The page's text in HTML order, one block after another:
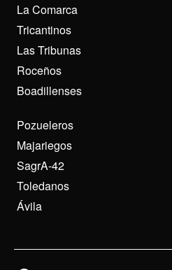
La Comarca
Tricantinos
Las Tribunas
Roceños
Boadillenses
Pozueleros
Majariegos
SagrA-42
Toledanos
Ávila